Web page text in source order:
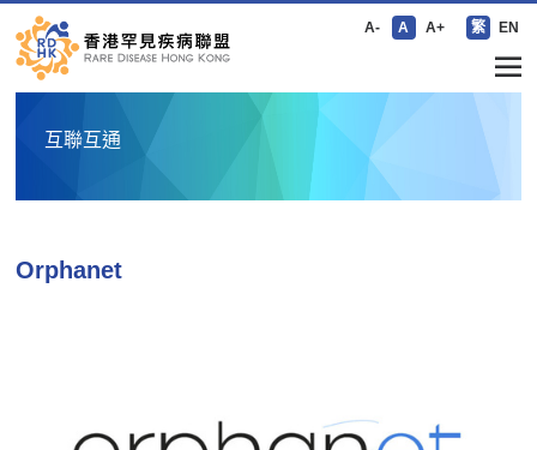
A- A A+ 繁 EN
互聯互通
Orphanet